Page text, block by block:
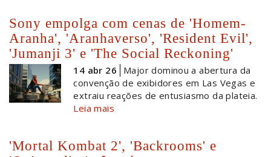
Sony empolga com cenas de 'Homem-
Aranha', 'Aranhaverso', 'Resident Evil',
'Jumanji 3' e 'The Social Reckoning'
14 abr 26
Major dominou a abertura da
convenção de exibidores em Las Vegas e
extraiu reações de entusiasmo da plateia.
Leia mais
'Mortal Kombat 2', 'Backrooms' e